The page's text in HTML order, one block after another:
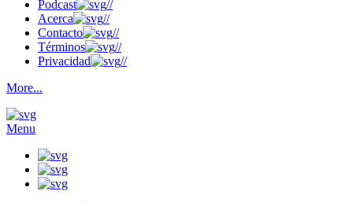
Podcast
//
Acerca
//
Contacto
//
Términos
//
Privacidad
//
More...
Menu